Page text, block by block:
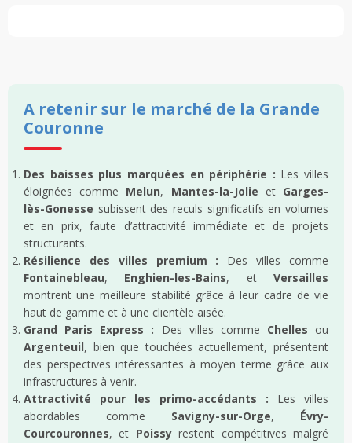
A retenir sur le marché de la Grande
Couronne
Des baisses plus marquées en périphérie : Les villes
éloignées comme Melun, Mantes-la-Jolie et Garges-
lès-Gonesse subissent des reculs significatifs en volumes
et en prix, faute d’attractivité immédiate et de projets
structurants.
Résilience des villes premium : Des villes comme
Fontainebleau, Enghien-les-Bains, etVersailles
montrent une meilleure stabilité grâce à leur cadre de vie
haut de gamme et à une clientèle aisée.
Grand Paris Express : Des villes comme Chelles ou
Argenteuil, bien que touchées actuellement, présentent
des perspectives intéressantes à moyen terme grâce aux
infrastructures à venir.
Attractivité pour les primo-accédants : Les villes
abordables comme Savigny-sur-Orge, Évry-
Courcouronnes, et Poissyrestent compétitives malgré